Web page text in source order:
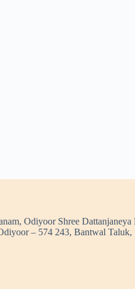
Odiyoor Shree Dattanjaneya
– 574 243, Bantwal Taluk,